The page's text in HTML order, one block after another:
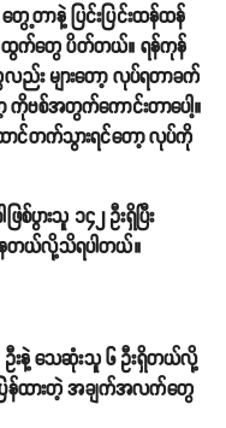
ေ့တာနဲ့ ပြင်းပြင်းထန်ထန်
ထွက်တွေ ပိတ်တယ်။ ရန်ကုန်
လည်း များတော့ လုပ်ရတာခက်
ကိုဗစ်အတွက်ကောင်းတာပေါ့။
ာင်တက်သွားရင်တော့ လုပ်ကို
ပွားသူ ၁၄၂ ဦးရှိပြီး
ေတယ်လို့သိရပါတယ်။
ဦးနဲ့ သေဆုံးသူ ၆ ဦးရှိတယ်လို့
ပြန်ထားတဲ့ အချက်အလက်တွေ